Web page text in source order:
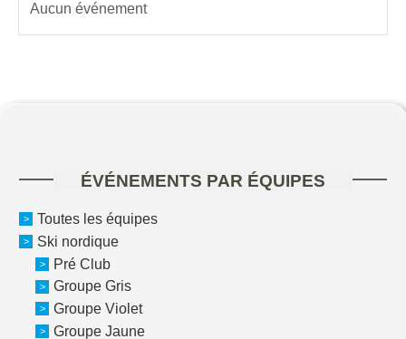
Aucun événement
ÉVÉNEMENTS PAR ÉQUIPES
Toutes les équipes
Ski nordique
Pré Club
Groupe Gris
Groupe Violet
Groupe Jaune